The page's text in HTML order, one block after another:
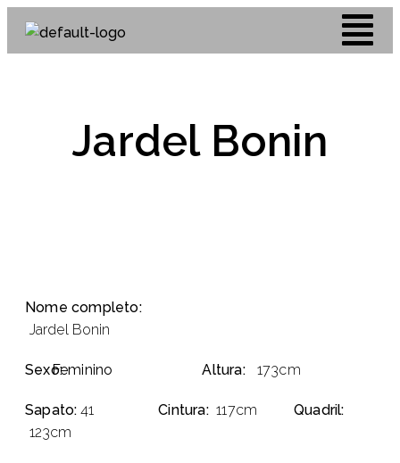
Jardel Bonin
Nome completo:
Jardel Bonin
Sexo:Feminino Altura: 173cm
Sapato: 41 Cintura: 117cm
Quadril:
123cm